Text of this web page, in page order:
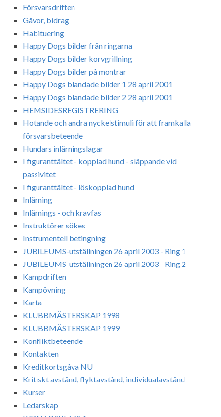
Försvarsdriften
Gåvor, bidrag
Habituering
Happy Dogs bilder från ringarna
Happy Dogs bilder korvgrillning
Happy Dogs bilder på montrar
Happy Dogs blandade bilder 1 28 april 2001
Happy Dogs blandade bilder 2 28 april 2001
HEMSIDESREGISTRERING
Hotande och andra nyckelstimuli för att framkalla
försvarsbeteende
Hundars inlärningslagar
I figuranttältet - kopplad hund - släppande vid
passivitet
I figuranttältet - löskopplad hund
Inlärning
Inlärnings - och kravfas
Instruktörer sökes
Instrumentell betingning
JUBILEUMS-utställningen 26 april 2003 - Ring 1
JUBILEUMS-utställningen 26 april 2003 - Ring 2
Kampdriften
Kampövning
Karta
KLUBBMÄSTERSKAP 1998
KLUBBMÄSTERSKAP 1999
Konfliktbeteende
Kontakten
Kreditkortsgåva NU
Kritiskt avstånd, flyktavstånd, individualavstånd
Kurser
Ledarskap